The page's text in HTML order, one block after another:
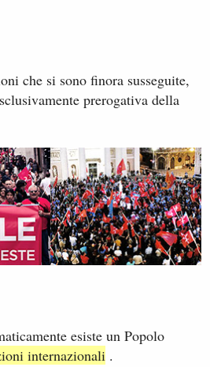
che si sono fin​ora susseguite,
prerogativa della
esiste un Popolo
internazionali ​.